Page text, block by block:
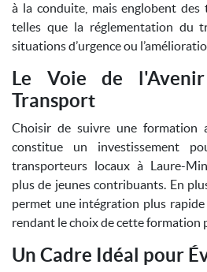
à la conduite, mais englobent des
telles que la réglementation du
situations d’urgence ou
Le Voie de
Transport
Choisir de suivre une formation
constitue un investissement
transporteurs locaux à Laure-
plus de jeunes contribuants. En
permet une intégration plus rapide
rendant le choix de cette formation
Un Cadre Idéal pour